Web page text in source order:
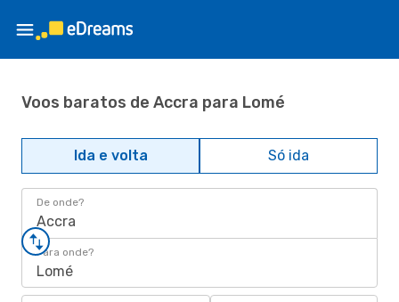
Voos baratos de Accra para Lomé
Ida e volta Só ida
De onde?
Accra
Para onde?
Lomé